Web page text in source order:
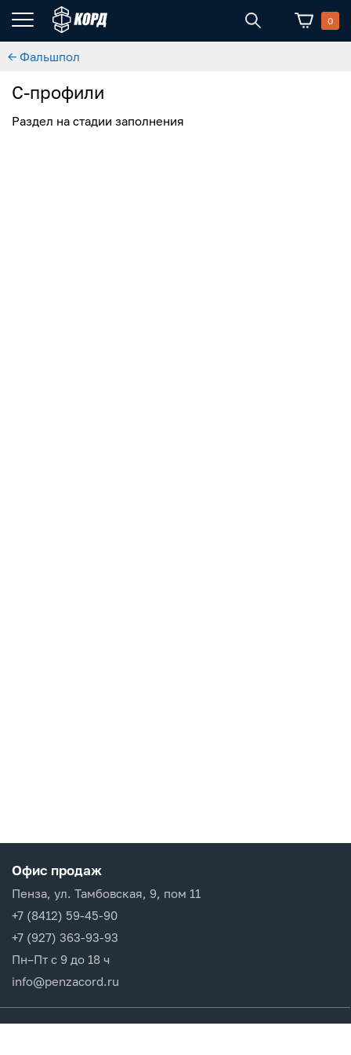
0
← Фальшпол
С-профили
Раздел на стадии заполнения
Офис продаж
Пенза, ул. Тамбовская, 9, пом 11
+7 (8412) 59-45-90
+7 (927) 363-93-93
Пн–Пт с 9 до 18 ч
info@penzacord.ru
Производители